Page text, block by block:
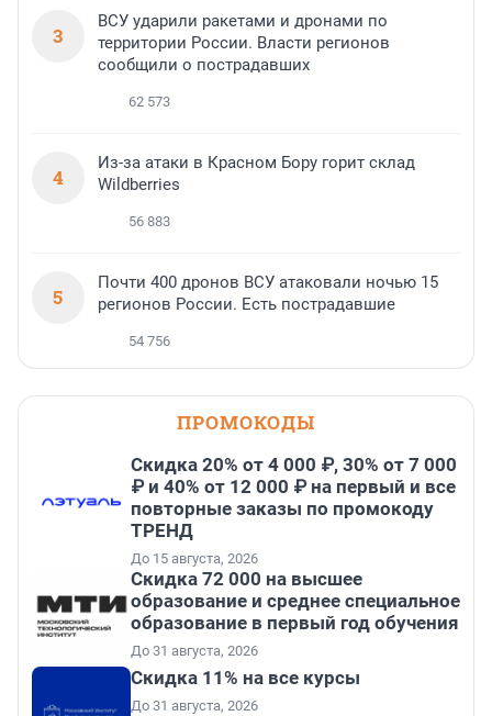
3
ВСУ ударили ракетами и дронами по
территории России. Власти регионов
сообщили о пострадавших
62 573
4
Из-за атаки в Красном Бору горит склад
Wildberries
56 883
5
Почти 400 дронов ВСУ атаковали ночью 15
регионов России. Есть пострадавшие
54 756
ПРОМОКОДЫ
Скидка 20% от 4 000 ₽, 30% от 7 000
₽ и 40% от 12 000 ₽ на первый и все
повторные заказы по промокоду
ТРЕНД
До 15 августа, 2026
Скидка 72 000 на высшее
образование и среднее специальное
образование в первый год обучения
До 31 августа, 2026
Скидка 11% на все курсы
До 31 августа, 2026